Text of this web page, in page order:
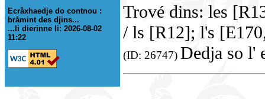
Ecråxhaedje do contnou :
bråmint des djins...
...li dierinne li: 2026-08-02
11:22
Trové dins: les
/ ls [R12]; l's
(ID: 26747) Dedja so l'